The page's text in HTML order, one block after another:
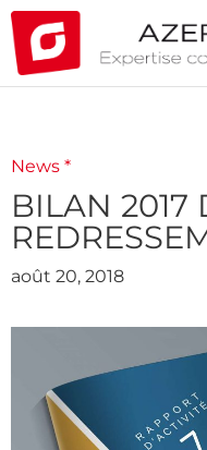
News *
BILAN 2017
août 20, 2018